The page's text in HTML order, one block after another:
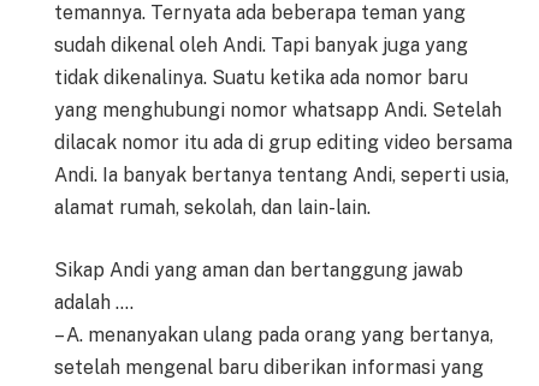
temannya. Ternyata ada beberapa teman yang
sudah dikenal oleh Andi. Tapi banyak juga yang
tidak dikenalinya. Suatu ketika ada nomor baru
yang menghubungi nomor whatsapp Andi. Setelah
dilacak nomor itu ada di grup editing video bersama
Andi. Ia banyak bertanya tentang Andi, seperti usia,
alamat rumah, sekolah, dan lain-lain.
Sikap Andi yang aman dan bertanggung jawab
adalah ….
– A. menanyakan ulang pada orang yang bertanya,
setelah mengenal baru diberikan informasi yang